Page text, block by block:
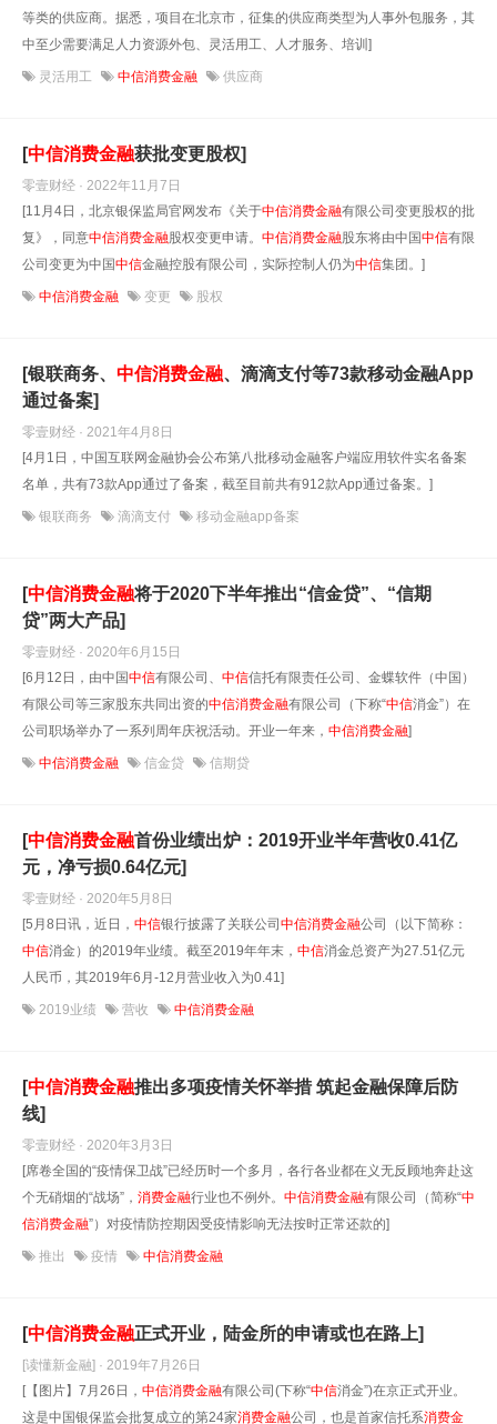
等类的供应商。据悉，项目在北京市，征集的供应商类型为人事外包服务，其
中至少需要满足人力资源外包、灵活用工、人才服务、培训]
灵活用工 中信消费金融 供应商
[中信消费金融获批变更股权]
零壹财经 · 2022年11月7日
[11月4日，北京银保监局官网发布《关于中信消费金融有限公司变更股权的批
复》，同意中信消费金融股权变更申请。 中信消费金融股东将由中国中信有限
公司变更为中国中信金融控股有限公司，实际控制人仍为中信集团。]
中信消费金融 变更 股权
[银联商务、 中信消费金融、滴滴支付等73款移动金融App
通过备案]
零壹财经 · 2021年4月8日
[4月1日，中国互联网金融协会公布第八批移动金融客户端应用软件实名备案
名单，共有73款App通过了备案，截至目前共有912款App通过备案。]
银联商务 滴滴支付 移动金融app备案
[中信消费金融将于2020下半年推出“信金贷”、“信期
贷”两大产品]
零壹财经 · 2020年6月15日
[6月12日，由中国中信有限公司、 中信信托有限责任公司、金蝶软件（中国）
有限公司等三家股东共同出资的中信消费金融有限公司（下称“中信消金”）在
公司职场举办了一系列周年庆祝活动。开业一年来， 中信消费金融]
中信消费金融 信金贷 信期贷
[中信消费金融首份业绩出炉：2019开业半年营收0.41亿
元，净亏损0.64亿元]
零壹财经 · 2020年5月8日
[5月8日讯，近日， 中信银行披露了关联公司中信消费金融公司（以下简称：
中信消金）的2019年业绩。截至2019年年末， 中信消金总资产为27.51亿元
人民币，其2019年6月-12月营业收入为0.41]
2019业绩 营收 中信消费金融
[中信消费金融推出多项疫情关怀举措 筑起金融保障后防
线]
零壹财经 · 2020年3月3日
[席卷全国的“疫情保卫战”已经历时一个多月，各行各业都在义无反顾地奔赴这
个无硝烟的“战场”， 消费金融行业也不例外。 中信消费金融有限公司（简称“中
信消费金融”）对疫情防控期因受疫情影响无法按时正常还款的]
推出 疫情 中信消费金融
[中信消费金融正式开业，陆金所的申请或也在路上]
[读懂新金融] · 2019年7月26日
[【图片】7月26日， 中信消费金融有限公司(下称“中信消金”)在京正式开业。
这是中国银保监会批复成立的第24家消费金融公司，也是首家信托系消费金